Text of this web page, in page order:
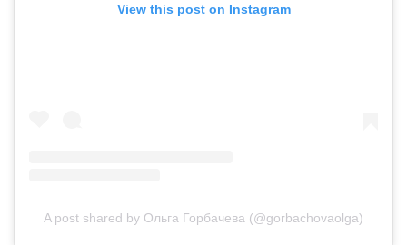
View this post on Instagram
A post shared by Ольга Горбачева (@gorbachovaolga)